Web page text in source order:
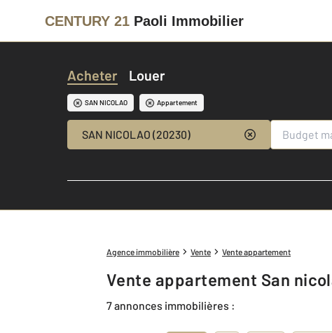
CENTURY 21 Paoli Immobilier
Acheter Louer
SAN NICOLAO Appartement
SAN NICOLAO (20230)
Agence immobilière Vente Vente appartement
Vente appartement San
7 annonces immobilières :